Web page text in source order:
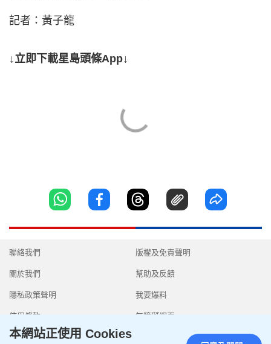
記者：黃子龍
↓立即下載星島頭條App↓
聯絡我們
關於我們
隱私政策聲明
使用條款
版權及免責聲明
幫助及反饋
我要爆料
無障礙網頁
本網站正使用 Cookies